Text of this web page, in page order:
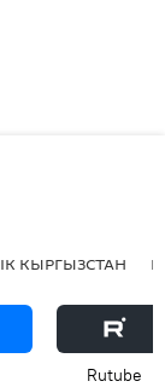
КЫРГЫЗСТАН
Rutube